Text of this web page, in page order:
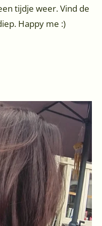
tijdje weer. Vind de
Happy me :)